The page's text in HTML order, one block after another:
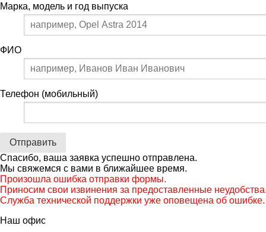
Марка, модель и год выпуска
ФИО
Телефон (мобильный)
Спасибо, ваша заявка успешно отправлена.
Мы свяжемся с вами в ближайшее время.
Произошла ошибка отправки формы.
Приносим свои извинения за предоставленные
Служба технической поддержки уже оповещена об ошибке.
Наш офис